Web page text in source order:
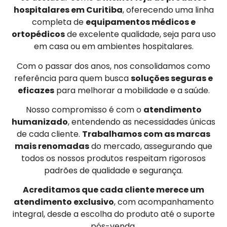
hospitalares em Curitiba, oferecendo uma linha
completa de equipamentos médicos e
ortopédicosde excelente qualidade, seja para uso
em casa ou em ambientes hospitalares.
Com o passar dos anos, nos consolidamos como
referência para quem buscasoluções seguras e
eficazespara melhorar a mobilidade e a saúde.
Nosso compromisso é com o atendimento
humanizado, entendendo as necessidades únicas
de cada cliente. Trabalhamos com as marcas
mais renomadasdo mercado, assegurando que
todos os nossos produtos respeitam rigorosos
padrões de qualidade e segurança.
Acreditamos que cada cliente merece um
atendimento exclusivo, com acompanhamento
integral, desde a escolha do produto até o suporte